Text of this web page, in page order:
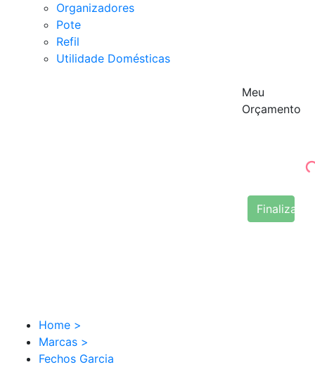
Organizadores
Pote
Refil
Utilidade Domésticas
Meu
Orçamento
Finalizar
Home >
Marcas >
Fechos Garcia